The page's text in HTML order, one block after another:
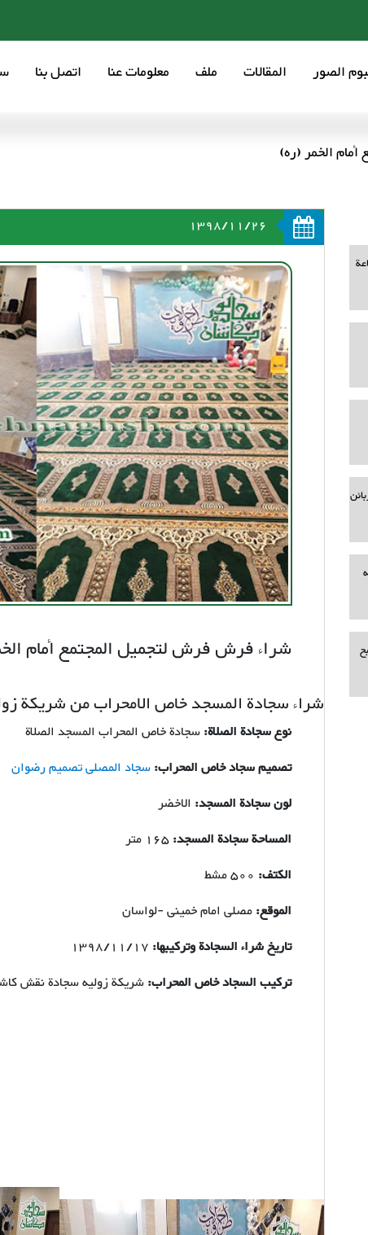
الصور المقالات ملف معلومات عنا اتصل بنا
الخمر (ره)
1398/11/26
شراء فرش فرش لتجميل المجتمع أمام
شراء سجادة المسجد خاص الامحراب من شریکة
نوع سجادة الصلاة:سجادة خاص المحراب المسجد الصلاة
تصمیم سجاد خاص المحراب:سجاد المصلی تصمیم رضوان
لون سجادة المسجد: الاخضر
المساحة سجادة المسجد:
الكتف:
الموقع:مصلی امام خمینی -لواسان
تاريخ شراء السجادة وتركيبها:
تركيب السجاد خاص المحراب:شریکة زولیه سجادة نقش